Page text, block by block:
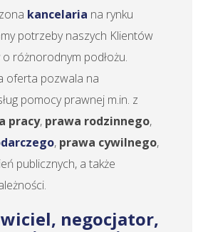
kancelaria na rynku
potrzeby naszych Klientów
różnorodnym podłożu.
oferta pozwala na
pomocy prawnej m.in. z
pracy, prawa rodzinnego,
, prawa cywilnego,
publicznych, a także
negocjator,